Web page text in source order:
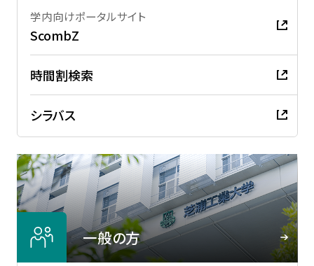
学内向けポータルサイト
ScombZ
時間割検索
シラバス
一般の方